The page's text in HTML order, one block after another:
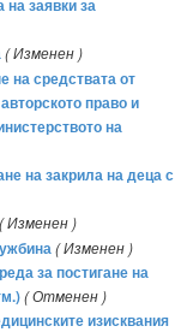
заявки за
( Изменен )
на средствата от
право и
на
на закрила на деца с
( Изменен )
( Изменен )
за постигане на
( Отменен )
изисквания